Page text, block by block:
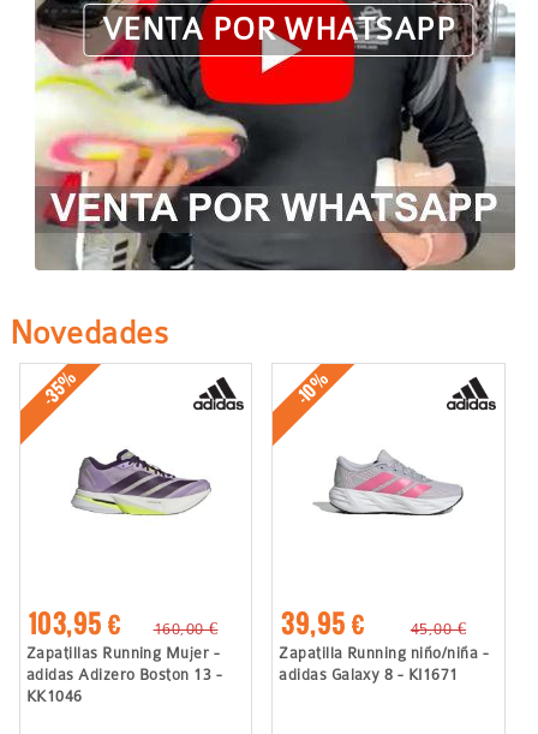
VENTA POR WHATSAPP
Novedades
-35%
103,95 €
160,00 €
Zapatillas Running Mujer -
adidas Adizero Boston 13 -
KK1046
-10%
39,95 €
45,00 €
Zapatilla Running niño/niña -
adidas Galaxy 8 - KI1671